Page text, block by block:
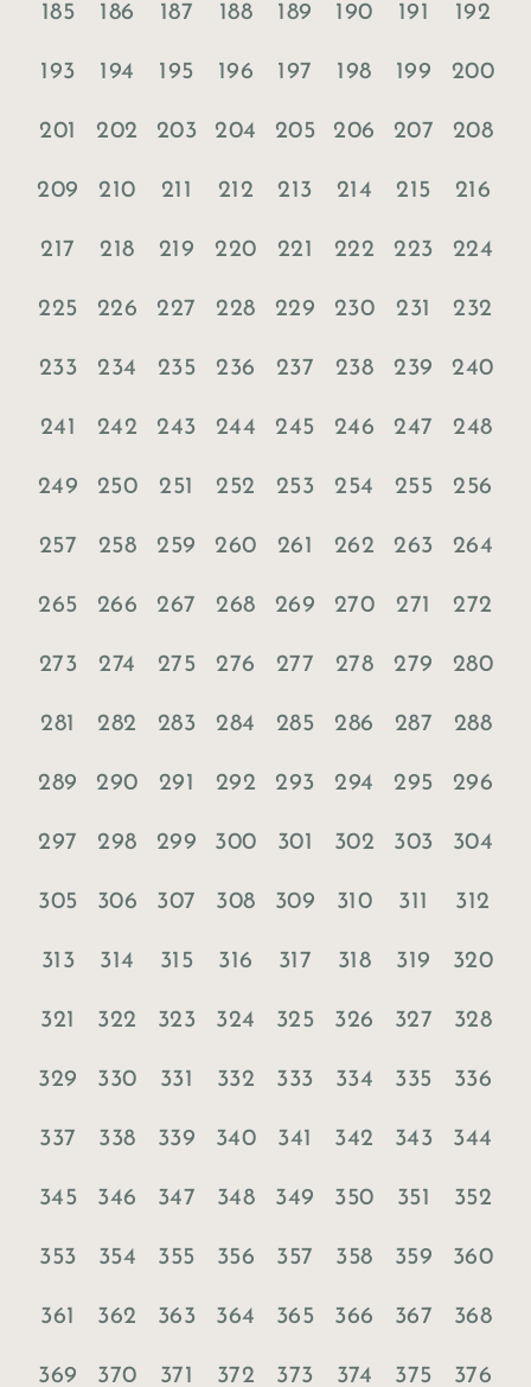
185 186 187 188 189 190 191 192
193 194 195 196 197 198 199 200
201 202 203 204 205 206 207 208
209 210 211 212 213 214 215 216
217 218 219 220 221 222 223 224
225 226 227 228 229 230 231 232
233 234 235 236 237 238 239 240
241 242 243 244 245 246 247 248
249 250 251 252 253 254 255 256
257 258 259 260 261 262 263 264
265 266 267 268 269 270 271 272
273 274 275 276 277 278 279 280
281 282 283 284 285 286 287 288
289 290 291 292 293 294 295 296
297 298 299 300 301 302 303 304
305 306 307 308 309 310 311 312
313 314 315 316 317 318 319 320
321 322 323 324 325 326 327 328
329 330 331 332 333 334 335 336
337 338 339 340 341 342 343 344
345 346 347 348 349 350 351 352
353 354 355 356 357 358 359 360
361 362 363 364 365 366 367 368
369 370 371 372 373 374 375 376